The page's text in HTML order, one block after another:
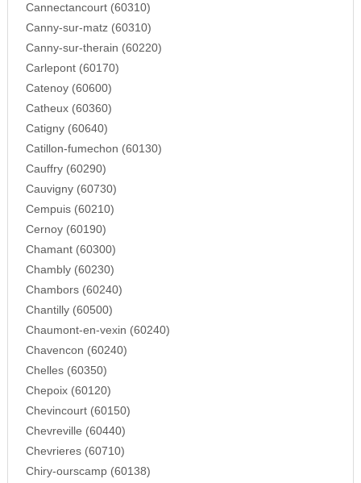
Cannectancourt (60310)
Canny-sur-matz (60310)
Canny-sur-therain (60220)
Carlepont (60170)
Catenoy (60600)
Catheux (60360)
Catigny (60640)
Catillon-fumechon (60130)
Cauffry (60290)
Cauvigny (60730)
Cempuis (60210)
Cernoy (60190)
Chamant (60300)
Chambly (60230)
Chambors (60240)
Chantilly (60500)
Chaumont-en-vexin (60240)
Chavencon (60240)
Chelles (60350)
Chepoix (60120)
Chevincourt (60150)
Chevreville (60440)
Chevrieres (60710)
Chiry-ourscamp (60138)